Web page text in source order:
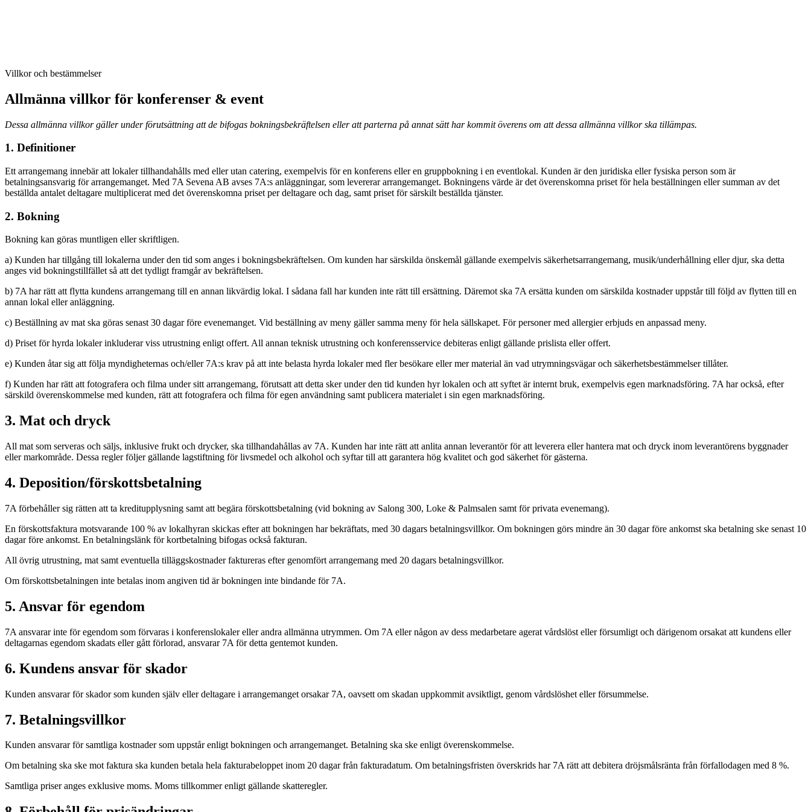
Villkor och bestämmelser
Allmänna villkor för konferenser & event
Dessa allmänna villkor gäller under förutsättning att de bifogas bokningsbekräftelsen eller att parterna på annat sätt har kommit överens om att dessa allmänna villkor ska tillämpas.
1. Definitioner
Ett arrangemang innebär att lokaler tillhandahålls med eller utan catering, exempelvis för en konferens eller en gruppbokning i en eventlokal. Kunden är den juridiska eller fysiska person som är
betalningsansvarig för arrangemanget. Med 7A Sevena AB avses 7A:s anläggningar, som levererar arrangemanget. Bokningens värde är det överenskomna priset för hela beställningen eller summan av det
beställda antalet deltagare multiplicerat med det överenskomna priset per deltagare och dag, samt priset för särskilt beställda tjänster.
2. Bokning
Bokning kan göras muntligen eller skriftligen.
a) Kunden har tillgång till lokalerna under den tid som anges i bokningsbekräftelsen. Om kunden har särskilda önskemål gällande exempelvis säkerhetsarrangemang, musik/underhållning eller djur, ska detta
anges vid bokningstillfället så att det tydligt framgår av bekräftelsen.
b) 7A har rätt att flytta kundens arrangemang till en annan likvärdig lokal. I sådana fall har kunden inte rätt till ersättning. Däremot ska 7A ersätta kunden om särskilda kostnader uppstår till följd av flytten till en
annan lokal eller anläggning.
c) Beställning av mat ska göras senast 30 dagar före evenemanget. Vid beställning av meny gäller samma meny för hela sällskapet. För personer med allergier erbjuds en anpassad meny.
d) Priset för hyrda lokaler inkluderar viss utrustning enligt offert. All annan teknisk utrustning och konferensservice debiteras enligt gällande prislista eller offert.
e) Kunden åtar sig att följa myndigheternas och/eller 7A:s krav på att inte belasta hyrda lokaler med fler besökare eller mer material än vad utrymningsvägar och säkerhetsbestämmelser tillåter.
f) Kunden har rätt att fotografera och filma under sitt arrangemang, förutsatt att detta sker under den tid kunden hyr lokalen och att syftet är internt bruk, exempelvis egen marknadsföring. 7A har också, efter
särskild överenskommelse med kunden, rätt att fotografera och filma för egen användning samt publicera materialet i sin egen marknadsföring.
3. Mat och dryck
All mat som serveras och säljs, inklusive frukt och drycker, ska tillhandahållas av 7A. Kunden har inte rätt att anlita annan leverantör för att leverera eller hantera mat och dryck inom leverantörens byggnader
eller markområde. Dessa regler följer gällande lagstiftning för livsmedel och alkohol och syftar till att garantera hög kvalitet och god säkerhet för gästerna.
4. Deposition/förskottsbetalning
7A förbehåller sig rätten att ta kreditupplysning samt att begära förskottsbetalning (vid bokning av Salong 300, Loke & Palmsalen samt för privata evenemang).
En förskottsfaktura motsvarande 100 % av lokalhyran skickas efter att bokningen har bekräftats, med 30 dagars betalningsvillkor. Om bokningen görs mindre än 30 dagar före ankomst ska betalning ske senast 10
dagar före ankomst. En betalningslänk för kortbetalning bifogas också fakturan.
All övrig utrustning, mat samt eventuella tilläggskostnader faktureras efter genomfört arrangemang med 20 dagars betalningsvillkor.
Om förskottsbetalningen inte betalas inom angiven tid är bokningen inte bindande för 7A.
5. Ansvar för egendom
7A ansvarar inte för egendom som förvaras i konferenslokaler eller andra allmänna utrymmen. Om 7A eller någon av dess medarbetare agerat vårdslöst eller försumligt och därigenom orsakat att kundens eller
deltagarnas egendom skadats eller gått förlorad, ansvarar 7A för detta gentemot kunden.
6. Kundens ansvar för skador
Kunden ansvarar för skador som kunden själv eller deltagare i arrangemanget orsakar 7A, oavsett om skadan uppkommit avsiktligt, genom vårdslöshet eller försummelse.
7. Betalningsvillkor
Kunden ansvarar för samtliga kostnader som uppstår enligt bokningen och arrangemanget. Betalning ska ske enligt överenskommelse.
Om betalning ska ske mot faktura ska kunden betala hela fakturabeloppet inom 20 dagar från fakturadatum. Om betalningsfristen överskrids har 7A rätt att debitera dröjsmålsränta från förfallodagen med 8 %.
Samtliga priser anges exklusive moms. Moms tillkommer enligt gällande skatteregler.